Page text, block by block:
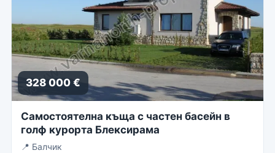
328 000 €
Самостоятелна къща с частен басейн в
голф курорта Блексирама
📍 Балчик